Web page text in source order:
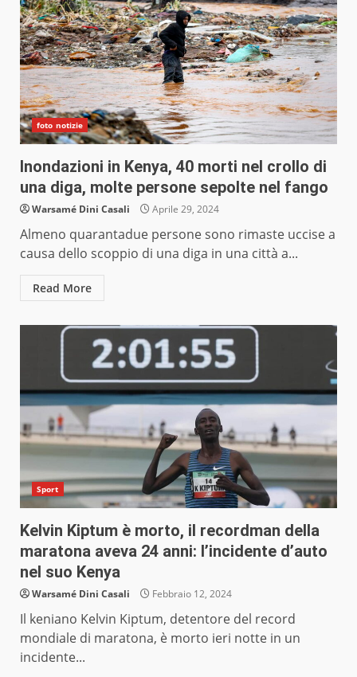
foto notizie
Inondazioni in Kenya, 40 morti nel crollo di
una diga, molte persone sepolte nel fango
Warsamé Dini Casali Aprile 29, 2024
Almeno quarantadue persone sono rimaste uccise a
causa dello scoppio di una diga in una città a...
Read More
Sport
Kelvin Kiptum è morto, il recordman della
maratona aveva 24 anni: l’incidente d’auto
nel suo Kenya
Warsamé Dini Casali Febbraio 12, 2024
Il keniano Kelvin Kiptum, detentore del record
mondiale di maratona, è morto ieri notte in un
incidente...